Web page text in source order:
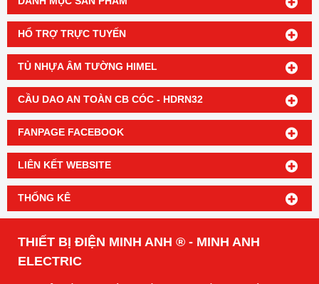
HỔ TRỢ TRỰC TUYẾN
TỦ NHỰA ÂM TƯỜNG HIMEL
CẦU DAO AN TOÀN CB CÓC - HDRN32
FANPAGE FACEBOOK
LIÊN KẾT WEBSITE
THỐNG KÊ
THIẾT BỊ ĐIỆN MINH ANH ® - MINH ANH
ELECTRIC